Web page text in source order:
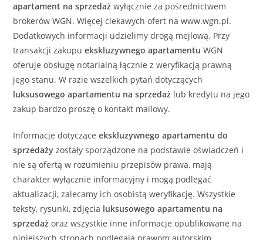
apartament na sprzedaż wyłącznie za pośrednictwem
brokerów WGN. Więcej ciekawych ofert na www.wgn.pl.
Dodatkowych informacji udzielimy drogą mejlową. Przy
transakcji zakupuekskluzywnego apartamentu WGN
oferuje obsługę notarialną łącznie z weryfikacją prawną
jego stanu. W razie wszelkich pytań dotyczących
luksusowego apartamentu na sprzedaż lub kredytu na jego
zakup bardzo proszę o kontakt mailowy.
Informacje dotycząceekskluzywnego apartamentu do
sprzedaży zostały sporządzone na podstawie oświadczeń i
nie są ofertą w rozumieniu przepisów prawa, mają
charakter wyłącznie informacyjny i mogą podlegać
aktualizacji, zalecamy ich osobistą weryfikację. Wszystkie
teksty, rysunki, zdjęcia luksusowego apartamentu na
sprzedaż oraz wszystkie inne informacje opublikowane na